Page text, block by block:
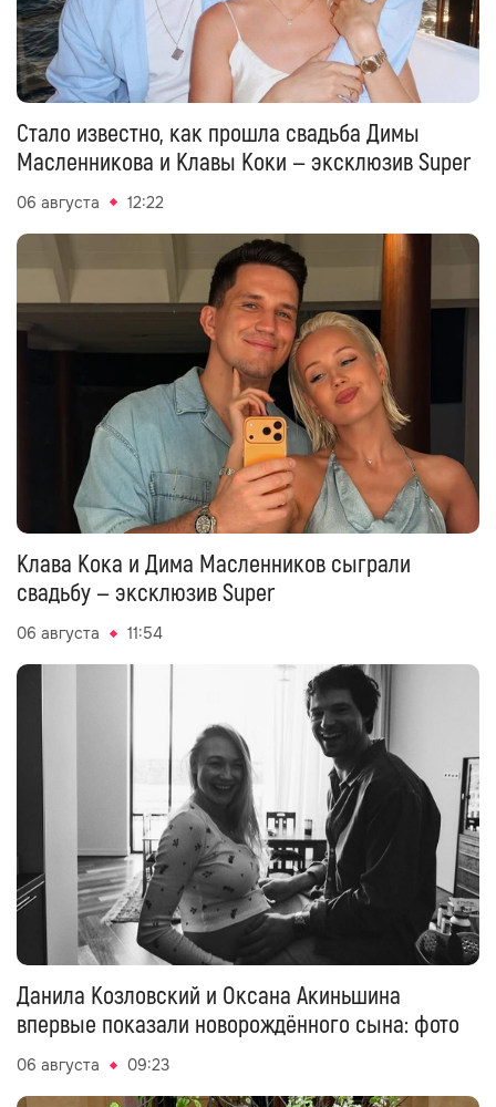
Стало известно, как прошла свадьба Димы
Масленникова и Клавы Коки — эксклюзив Super
06 августа 12:22
Клава Кока и Дима Масленников сыграли
свадьбу — эксклюзив Super
06 августа 11:54
Данила Козловский и Оксана Акиньшина
впервые показали новорождённого сына: фото
06 августа 09:23